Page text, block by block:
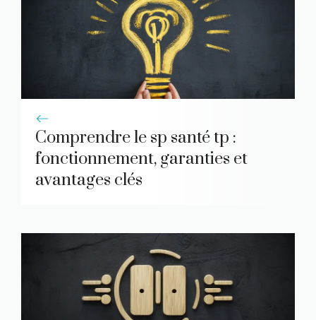
Comprendre le sp santé tp :
fonctionnement, garanties et
avantages clés